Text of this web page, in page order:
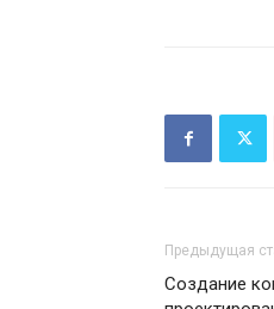
Предыдущая
Создание